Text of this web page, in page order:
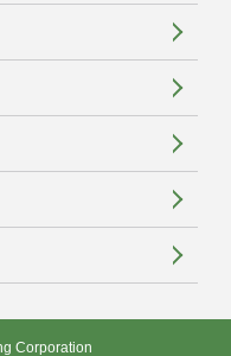
Corporation